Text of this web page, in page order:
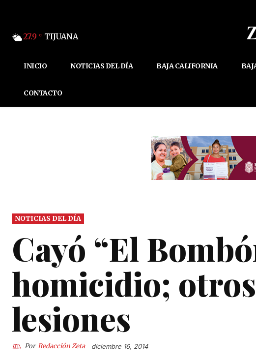
27.9 C TIJUANA
INICIO NOTICIAS DEL DÍA BAJA CALIFORNIA
CONTACTO
NOTICIAS DEL DÍA
Cayó “El
homicidio;
lesiones
Por Redacción Zeta diciembre 16, 2014